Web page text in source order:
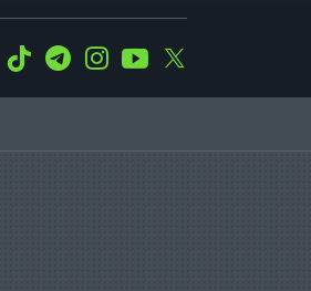
WhatsApp
Tiktok TelegramInstagramYoutube